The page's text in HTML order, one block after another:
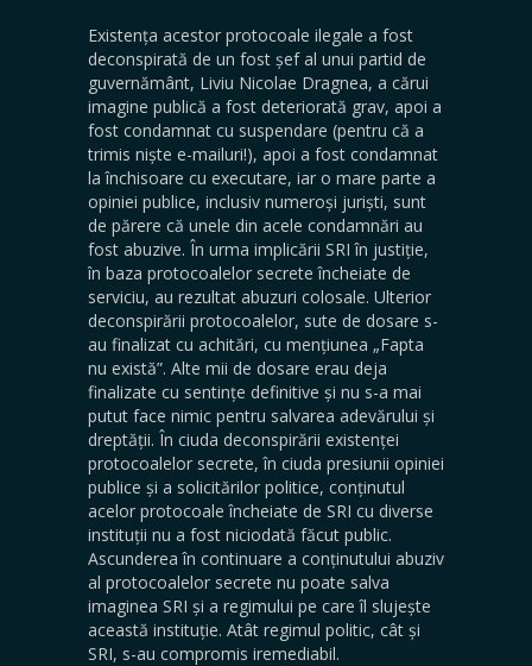
Existența acestor protocoale ilegale a fost
deconspirată de un fost șef al unui partid de
guvernământ, Liviu Nicolae Dragnea, a cărui
imagine publică a fost deteriorată grav, apoi a
fost condamnat cu suspendare (pentru că a
trimis niște e-mailuri!), apoi a fost condamnat
la închisoare cu executare, iar o mare parte a
opiniei publice, inclusiv numeroși juriști, sunt
de părere că unele din acele condamnări au
fost abuzive. În urma implicării SRI în justiție,
în baza protocoalelor secrete încheiate de
serviciu, au rezultat abuzuri colosale. Ulterior
deconspirării protocoalelor, sute de dosare s-
au finalizat cu achitări, cu mențiunea „Fapta
nu există”. Alte mii de dosare erau deja
finalizate cu sentințe definitive și nu s-a mai
putut face nimic pentru salvarea adevărului și
dreptății. În ciuda deconspirării existenței
protocoalelor secrete, în ciuda presiunii opiniei
publice și a solicitărilor politice, conținutul
acelor protocoale încheiate de SRI cu diverse
instituții nu a fost niciodată făcut public.
Ascunderea în continuare a conținutului abuziv
al protocoalelor secrete nu poate salva
imaginea SRI și a regimului pe care îl slujește
această instituție. Atât regimul politic, cât și
SRI, s-au compromis iremediabil.